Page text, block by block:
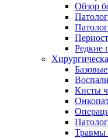
Обзор
Редкие
Кисты
Травмы